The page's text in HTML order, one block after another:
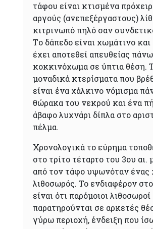
τάφου είναι κτισμένα
αργούς (ανεπεξέργαστους)
κιτρινωπό πηλό σαν
Τo δάπεδο είναι χωμάτινο
έχει αποτεθεί απευθείας
κοκκινόχωμα σε ύπτια θέση.
μοναδικά κτερίσματα που
είναι ένα χάλκινο νόμισμα
θώρακα του νεκρού και ένα
άβαφο λυχνάρι δίπλα στο
πέλμα.
Χρονολογικά το εύρημα
στο τρίτο τέταρτο του 3ου
από τον τάφο υψωνόταν ένας
λιθοσωρός. Το ενδιαφέρον
είναι ότι παρόμοιοι λιθοσωροί
παρατηρούνται σε αρκετές
γύρω περιοχή, ένδειξη που